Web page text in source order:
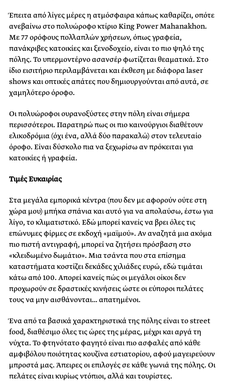
Έπειτα από λίγες μέρες η ατμόσφαιρα κάπως καθαρίζει, οπότε
ανεβαίνω στο πολυώροφο κτίριο King Power Mahanakhon.
Με 77 ορόφους πολλαπλών χρήσεων, όπως γραφεία,
πανάκριβες κατοικίες και ξενοδοχείο, είναι το πιο ψηλό της
πόλης. Το υπερμοντέρνο ασανσέρ φωτίζεται θεαματικά. Στο
ίδιο εισιτήριο περιλαμβάνεται και έκθεση με διάφορα laser
shows και οπτικές απάτες που δημιουργούνται από αυτά, σε
χαμηλότερο όροφο.
Οι πολυώροφοι ουρανοξύστες στην πόλη είναι σήμερα
περισσότεροι. Παρατηρώ πως οι πιο καινούργιοι διαθέτουν
ελικοδρόμια (όχι ένα, αλλά δύο παρακαλώ) στον τελευταίο
όροφο. Είναι δύσκολο πια να ξεχωρίσω αν πρόκειται για
κατοικίες ή γραφεία.
Τιμές Ευκαιρίας
Στα μεγάλα εμπορικά κέντρα (που δεν με αφορούν ούτε στη
χώρα μου) μπήκα σπάνια και αυτό για να απολαύσω, έστω για
λίγο, το κλιματιστικό. Εδώ μπορεί κανείς να βρει όλες τις
επώνυμες φίρμες σε εκδοχή «μαϊμού». Αν αναζητά μια ακόμα
πιο πιστή αντιγραφή, μπορεί να ζητήσει πρόσβαση στο
«κλειδωμένο δωμάτιο». Μια τσάντα που στα επίσημα
καταστήματα κοστίζει δεκάδες χιλιάδες ευρώ, εδώ τιμάται
κάτω από 100. Απορεί κανείς πώς οι μεγάλοι οίκοι δεν
προχωρούν σε δραστικές κινήσεις ώστε οι εύποροι πελάτες
τους να μην αισθάνονται… απατημένοι.
Ένα από τα βασικά χαρακτηριστικά της πόλης είναι το street
food, διαθέσιμο όλες τις ώρες της μέρας, μέχρι και αργά τη
νύχτα. Το φτηνότατο φαγητό είναι πιο ασφαλές από κάθε
αμφιβόλου ποιότητας κουζίνα εστιατορίου, αφού μαγειρεύουν
μπροστά μας. Άπειρες οι επιλογές σε κάθε γωνιά της πόλης. Οι
πελάτες είναι κυρίως ντόπιοι, αλλά και τουρίστες.